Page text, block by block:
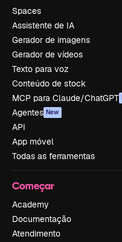
Spaces
Assistente de IA
Gerador de imagens
Gerador de vídeos
Texto para voz
Conteúdo de stock
MCP para Claude/ChatGPT
Agentes New
API
App móvel
Todas as ferramentas
Começar
Academy
Documentação
Atendimento